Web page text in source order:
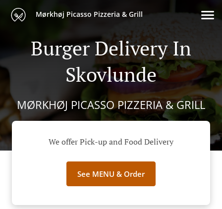
Mørkhøj Picasso Pizzeria & Grill
Burger Delivery In
Skovlunde
MØRKHØJ PICASSO PIZZERIA & GRILL
We offer Pick-up and Food Delivery
See MENU & Order